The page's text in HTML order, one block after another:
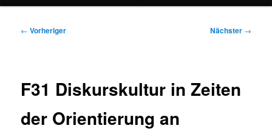
Beitragsnavigation
← Vorheriger Nächster →
F31 Diskurskultur in Zeiten
der Orientierung an